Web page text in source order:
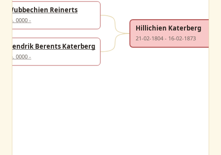
Wubbechien Reinerts
ca. 0000 -
Hendrik Berents Katerberg
ca. 0000 -
Hillichien Katerberg
21-02-1804 - 16-02-1873